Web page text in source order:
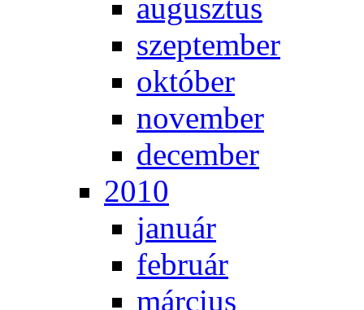
au­gusz­tus
szep­tem­ber
ok­tó­ber
no­vem­ber
de­cem­ber
2010
ja­nu­ár
feb­ru­ár
már­ci­us